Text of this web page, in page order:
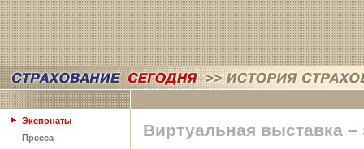
Экспонаты
Пресса
Виртуальная выставка –